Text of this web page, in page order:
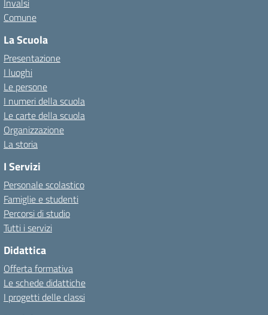
Invalsi
Comune
La Scuola
Presentazione
I luoghi
Le persone
I numeri della scuola
Le carte della scuola
Organizzazione
La storia
I Servizi
Personale scolastico
Famiglie e studenti
Percorsi di studio
Tutti i servizi
Didattica
Offerta formativa
Le schede didattiche
I progetti delle classi